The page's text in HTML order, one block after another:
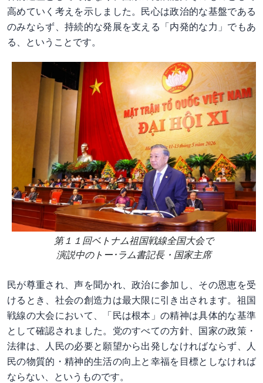
高めていく考えを示しました。民心は政治的な基盤である
のみならず、持続的な発展を支える「内発的な力」でもあ
る、ということです。
第１１回ベトナム祖国戦線全国大会で
演説中のトー･ラム書記長・国家主席
民が尊重され、声を聞かれ、政治に参加し、その恩恵を受
けるとき、社会の創造力は最大限に引き出されます。祖国
戦線の大会において、「民は根本」の精神は具体的な基準
として確認されました。党のすべての方針、国家の政策・
法律は、人民の必要と願望から出発しなければならず、人
民の物質的・精神的生活の向上と幸福を目標としなければ
ならない、というものです。